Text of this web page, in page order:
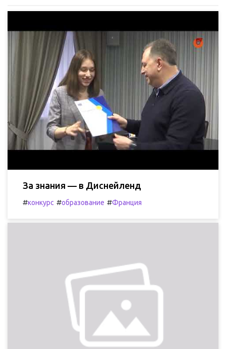
За знания — в Диснейленд
#конкурс #образование #Франция